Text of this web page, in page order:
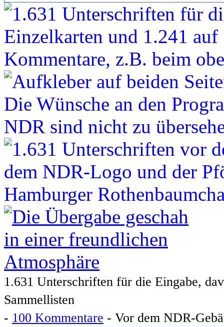
1.631 Unterschriften für die Eingabe,
Sammellisten
- 100 Kommentare - Vor dem NDR-